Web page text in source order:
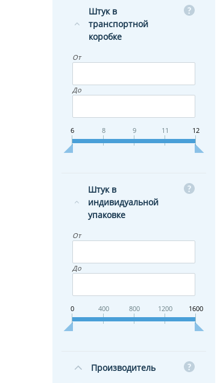
Штук в
транспортной
коробке
От
До
6 8 9 11 12
Штук в
индивидуальной
упаковке
От
До
0 400 800 1200 1600
Производитель